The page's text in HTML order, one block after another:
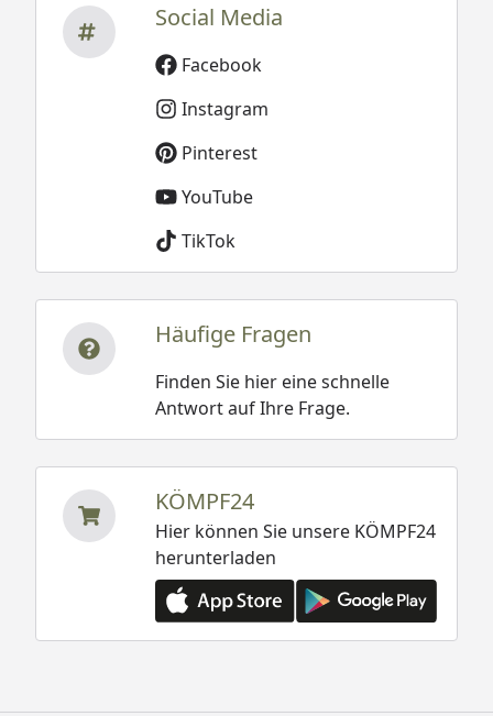
Social Media
Facebook
Instagram
Pinterest
YouTube
TikTok
Häufige Fragen
Finden Sie hier eine schnelle
Antwort auf Ihre Frage.
KÖMPF24
Hier können Sie unsere KÖMPF24
herunterladen